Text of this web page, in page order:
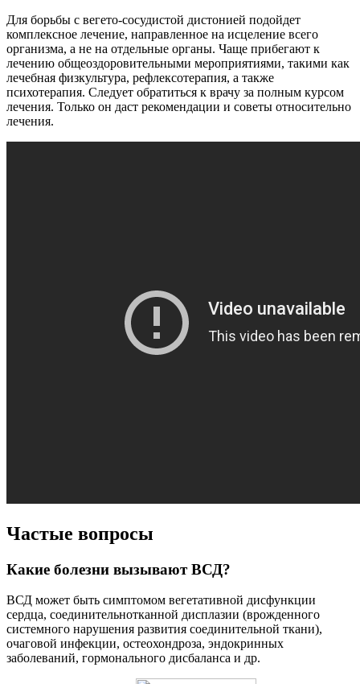
Для борьбы с вегето-сосудистой дистонией подойдет
комплексное лечение, направленное на исцеление всего
организма, а не на отдельные органы. Чаще прибегают к
лечению общеоздоровительными мероприятиями, такими как
лечебная физкультура, рефлексотерапия, а также
психотерапия. Следует обратиться к врачу за полным курсом
лечения. Только он даст рекомендации и советы относительно
лечения.
Частые вопросы
Какие болезни вызывают ВСД?
ВСД может быть симптомом вегетативной дисфункции
сердца, соединительнотканной дисплазии (врожденного
системного нарушения развития соединительной ткани),
очаговой инфекции, остеохондроза, эндокринных
заболеваний, гормонального дисбаланса и др.